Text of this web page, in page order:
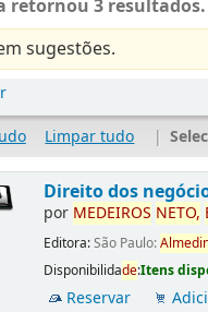
retornou 3 resultados.
sugestões.
Limpar tudo |
Direito dos
por MEDEIROS NETO,
Editora:São Paulo:
Disponibilidade:Itens
Reservar